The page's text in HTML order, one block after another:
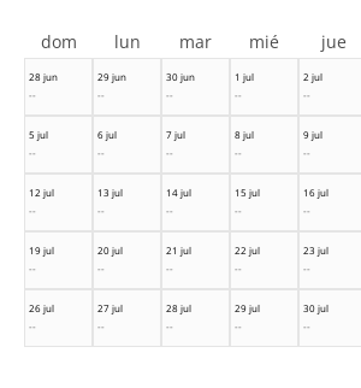
28 jun
--
29 jun
--
30 jun
--
1 jul
--
2 jul
--
5 jul
--
6 jul
--
7 jul
--
8 jul
--
9 jul
--
12 jul
--
13 jul
--
14 jul
--
15 jul
--
16 jul
--
19 jul
--
20 jul
--
21 jul
--
22 jul
--
23 jul
--
26 jul
--
27 jul
--
28 jul
--
29 jul
--
30 jul
--
dom lun mar mié jue